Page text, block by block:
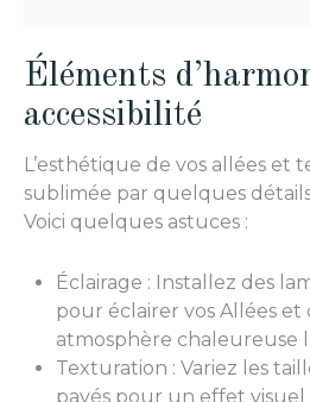
Éléments
accessibilité
L’esthétique de vos allées et
sublimée par quelques
Voici quelques astuces :
Éclairage : Installez des
pour éclairer vos Allées et
atmosphère chaleureuse
Texturation : Variez les
pavés pour un effet visuel